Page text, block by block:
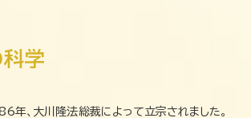
年、大川隆法総裁によって立宗されました。